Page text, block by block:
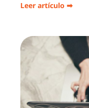
Leer artículo ➡